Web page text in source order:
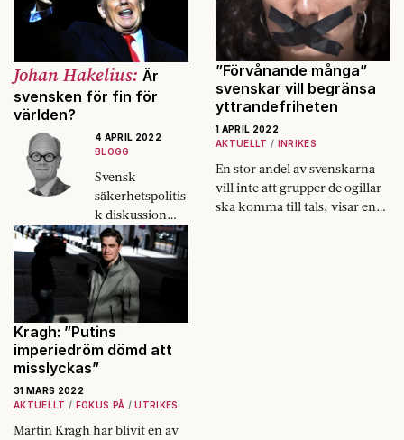
den gångna veckan.
ekonomin, men det smärtar
inte tillräckligt för att få Putin
att avbryta kriget.
Johan Hakelius: Är
svensken för fin för
världen?
4 APRIL 2022
BLOGG
Svensk
säkerhetspolitis
k diskussion
handlar ofta om
världar som inte
finns och om
den egna
förträffligheten.
”Förvånande många”
svenskar vill begränsa
yttrandefriheten
1 APRIL 2022
AKTUELLT
INRIKES
En stor andel av svenskarna
vill inte att grupper de ogillar
ska komma till tals, visar en
Kragh: ”Putins
imperiedröm dömd att
misslyckas”
31 MARS 2022
AKTUELLT
FOKUS PÅ UTRIKES
Martin Kragh har blivit en av